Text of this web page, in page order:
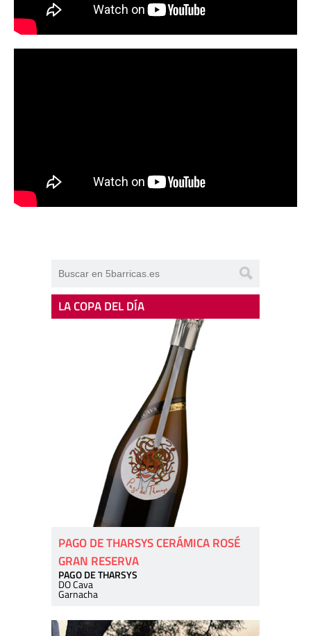
LA COPA DEL DÍA
PAGO DE THARSYS CERÁMICA ROSÉ
GRAN RESERVA
PAGO DE THARSYS
DO Cava
Garnacha